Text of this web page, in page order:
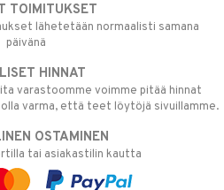
TOIMITUKSET
lähetetään normaalisti samana
päivänä
HINNAT
varastoomme voimme pitää hinnat
olla varma, että teet löytöjä sivuillamme.
OSTAMINEN
tai asiakastilin kautta